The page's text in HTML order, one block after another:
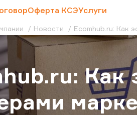
Оферта КСЭУслуги
Новости Ecomhub.ru: Как
Как